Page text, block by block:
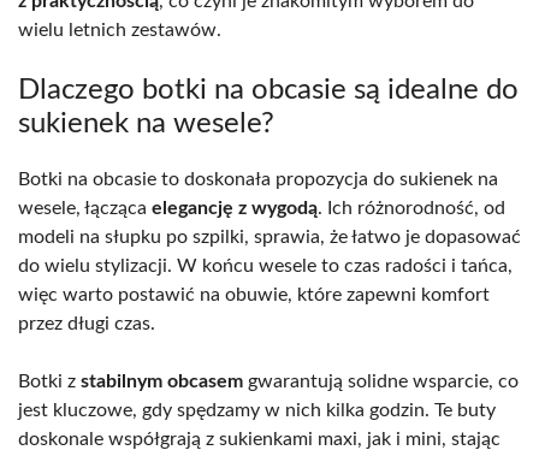
wielu letnich zestawów.
Dlaczego botki na obcasie są idealne do
sukienek na wesele?
Botki na obcasie to doskonała propozycja do sukienek na
wesele, łącząca elegancję z wygodą. Ich różnorodność, od
modeli na słupku po szpilki, sprawia, że łatwo je dopasować
do wielu stylizacji. W końcu wesele to czas radości i tańca,
więc warto postawić na obuwie, które zapewni komfort
przez długi czas.
Botki z stabilnym obcasem gwarantują solidne wsparcie, co
jest kluczowe, gdy spędzamy w nich kilka godzin. Te buty
doskonale współgrają z sukienkami maxi, jak i mini, stając